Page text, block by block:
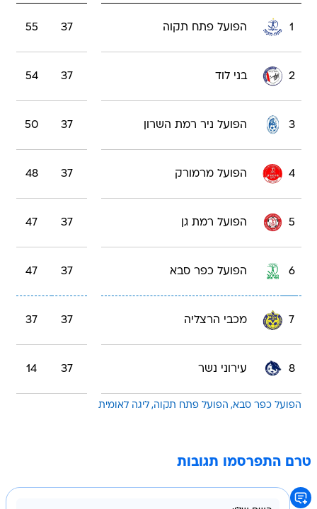
1 הפועל פתח תקוה 37
55
2 בני לוד 37
54
3 הפועל ניר רמת השרון 37
50
4 הפועל מרמורק 37
48
5 הפועל רמת גן 37
47
6 הפועל כפר סבא 37
47
7 מכבי הרצליה 37
37
8 עירוני נשר 37
14
הפועל כפר סבא הפועל פתח תקוה ליגה לאומית
טרם התפרסמו תגובות